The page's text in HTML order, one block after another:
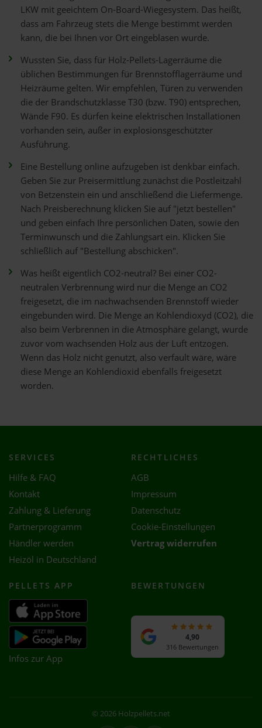
LKW mit geeichtem On-Board-Wiegesystem. Das heißt,
dass am Fahrzeug stets die Menge bestimmt werden
kann, die bei Ihnen vor Ort eingeblasen wurde.
Wussten Sie, dass für Holz-Pellets-Lagerräume die
üblichen Bestimmungen für Brennstofflagerräume und
Heizräume gelten. Wir empfehlen, Türen zu verwenden
die der Brandschutzklasse T30 (bzw. T90) entsprechen,
Wände F90. Es dürfen keine elektrischen Installationen
vorhanden sein, außer in explosionsgeschützter
Ausführung.
Eine Bestellung online aufzugeben ist denkbar einfach.
Geben Sie zur Preisermittlung zunächst die Postleitzahl
von Betzenstein ein und anschließend die Liefermenge.
Nach Preisberechnung klicken Sie auf "jetzt bestellen"
und geben einfach Ihre persönlichen Daten, sowie den
Terminwunsch und die Zahlungsart ein. Klicken Sie
schließlich auf "Bestellung abschicken".
Was heißt eigentlich CO2-neutral? Bei einer CO2-
neutralen Verbrennung wird nur die Menge an CO2
freigesetzt, die im nachwachsenden Brennstoff wieder
eingebunden wird. Die Menge an Kohlendioxyd (CO2), die
also beim Verbrennen in die Atmosphäre gelangt, wurde
zuvor vom wachsenden Holz aus der Luft entzogen.
Wenn das Holz nicht genutzt, also verfault wäre, wäre
diese Menge an Kohlendioxid ebenfalls freigesetzt
worden.
SERVICES
Hilfe & FAQ
Kontakt
Zahlung & Lieferung
Partnerprogramm
Händler werden
Heizöl in Deutschland
RECHTLICHES
AGB
Impressum
Datenschutz
Cookie-Einstellungen
Vertrag widerrufen
PELLETS APP
Infos zur App
BEWERTUNGEN
4,90
316 Bewertungen
© 2026 Holzpellets.net